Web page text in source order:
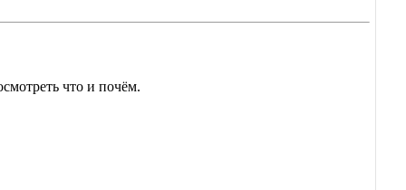
что и почём.